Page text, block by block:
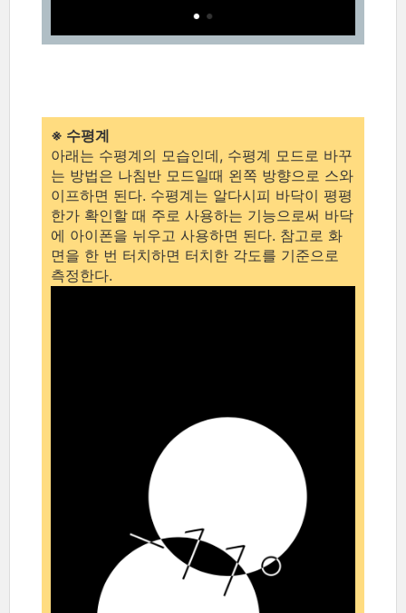
※ 수평계
아래는 수평계의 모습인데, 수평계 모드로 바꾸
는 방법은 나침반 모드일때 왼쪽 방향으로 스와
이프하면 된다. 수평계는 알다시피 바닥이 평평
한가 확인할 때 주로 사용하는 기능으로써 바닥
에 아이폰을 뉘우고 사용하면 된다. 참고로 화
면을 한 번 터치하면 터치한 각도를 기준으로
측정한다.